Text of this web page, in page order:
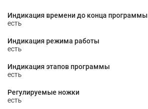
Индикация времени до конца программы
есть
Индикация режима работы
есть
Индикация этапов программы
есть
Регулируемые ножки
есть